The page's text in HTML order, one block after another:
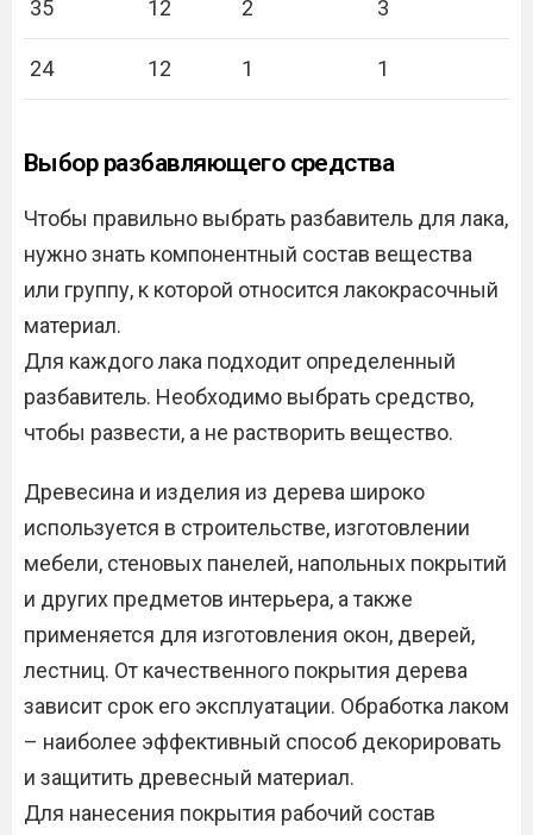
35 12 2 3
24 12 1 1
Выбор разбавляющего средства
Чтобы правильно выбрать разбавитель для лака,
нужно знать компонентный состав вещества
или группу, к которой относится лакокрасочный
материал.
Для каждого лака подходит определенный
разбавитель. Необходимо выбрать средство,
чтобы развести, а не растворить вещество.
Древесина и изделия из дерева широко
используется в строительстве, изготовлении
мебели, стеновых панелей, напольных покрытий
и других предметов интерьера, а также
применяется для изготовления окон, дверей,
лестниц. От качественного покрытия дерева
зависит срок его эксплуатации. Обработка лаком
– наиболее эффективный способ декорировать
и защитить древесный материал.
Для нанесения покрытия рабочий состав